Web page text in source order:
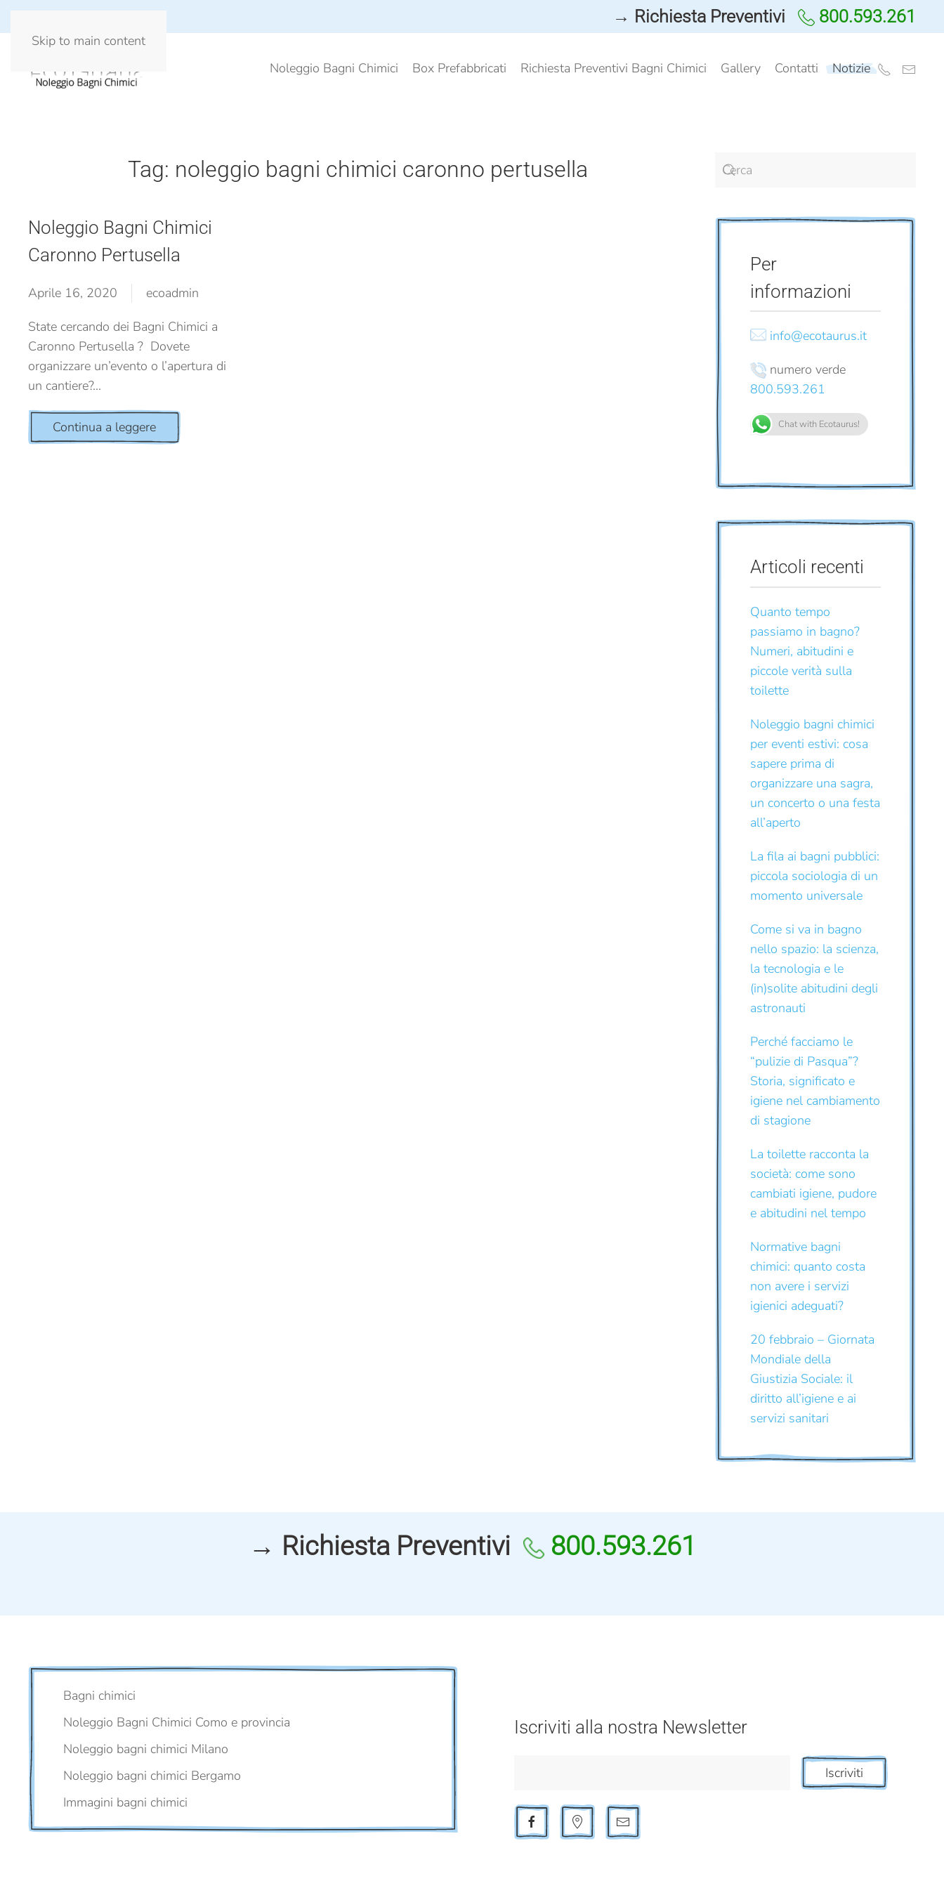
Skip to main content
→ Richiesta Preventivi 800.593.261
Noleggio Bagni Chimici Box Prefabbricati Richiesta Preventivi Bagni Chimici Gallery Contatti Notizie
Tag: noleggio bagni chimici caronno pertusella
Noleggio Bagni Chimici
Caronno Pertusella
Aprile 16, 2020
ecoadmin
State cercando dei Bagni Chimici a
Caronno Pertusella ? Dovete
organizzare un’evento o l’apertura di
un cantiere?...
Continua a leggere
Per
informazioni
info@ecotaurus.it
numero verde
800.593.261
Chat with Ecotaurus!
Articoli recenti
Quanto tempo
passiamo in bagno?
Numeri, abitudini e
piccole verità sulla
toilette
Noleggio bagni chimici
per eventi estivi: cosa
sapere prima di
organizzare una sagra,
un concerto o una festa
all’aperto
La fila ai bagni pubblici:
piccola sociologia di un
momento universale
Come si va in bagno
nello spazio: la scienza,
la tecnologia e le
(in)solite abitudini degli
astronauti
Perché facciamo le
“pulizie di Pasqua”?
Storia, significato e
igiene nel cambiamento
di stagione
La toilette racconta la
società: come sono
cambiati igiene, pudore
e abitudini nel tempo
Normative bagni
chimici: quanto costa
non avere i servizi
igienici adeguati?
20 febbraio – Giornata
Mondiale della
Giustizia Sociale: il
diritto all’igiene e ai
servizi sanitari
→ Richiesta Preventivi 800.593.261
Bagni chimici
Noleggio Bagni Chimici Como e provincia
Noleggio bagni chimici Milano
Noleggio bagni chimici Bergamo
Immagini bagni chimici
Iscriviti alla nostra Newsletter
Iscriviti